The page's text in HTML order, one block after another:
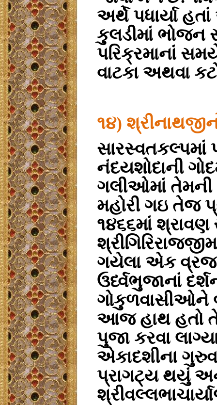
અર્થે પધાર્યા
કુલડીમાં ભોજન
પરિક્રમાનાં
વાટકા અથવા
૧૪)
સારસ્વતકલ્પમાં
નંદયશોદાની
ગલીઓમાં તેમની
મહોરી ગઇ તેજ
૧૪૬૬માં
ગયેલા એક
ઉર્ધ્વભુજાનાં
ગોકુળવાસીઓને
આજ હાથ હતો
પુજા કરવા
એકાદશીના
પ્રાગટ્ય થયું